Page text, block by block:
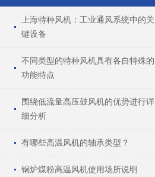
上海特种风机：工业通风系统中的关
键设备
不同类型的特种风机具有各自特殊的
功能特点
围绕低流量高压鼓风机的优势进行详
细分析
有哪些高温风机的轴承类型？
锅炉煤粉高温风机使用场所说明